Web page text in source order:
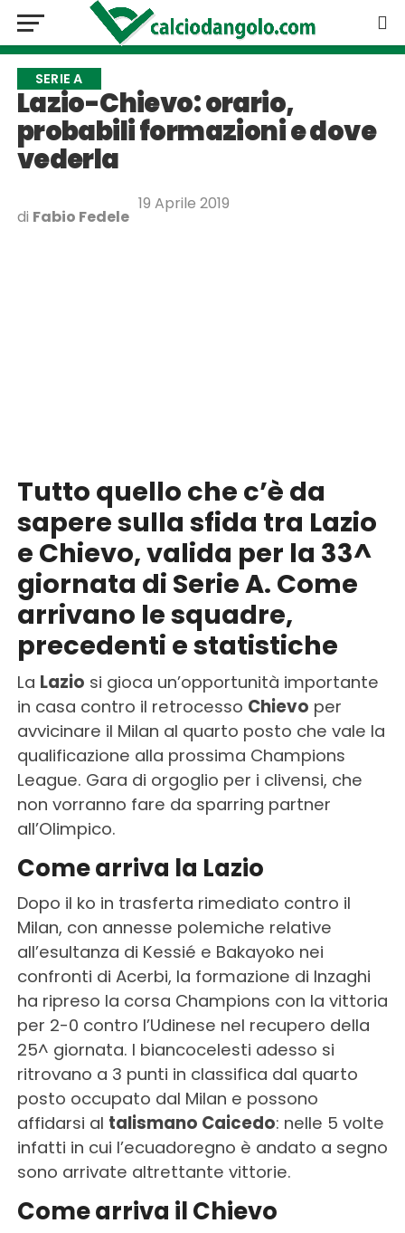
SERIE A
Lazio-Chievo: orario,
probabili formazioni e dove
vederla
di Fabio Fedele
19 Aprile 2019
Tutto quello che c’è da
sapere sulla sfida tra Lazio
e Chievo, valida per la 33^
giornata di Serie A. Come
arrivano le squadre,
precedenti e statistiche
La Lazio si gioca un’opportunità importante
in casa contro il retrocesso Chievo per
avvicinare il Milan al quarto posto che vale la
qualificazione alla prossima Champions
League. Gara di orgoglio per i clivensi, che
non vorranno fare da sparring partner
all’Olimpico.
Come arriva la Lazio
Dopo il ko in trasferta rimediato contro il
Milan, con annesse polemiche relative
all’esultanza di Kessié e Bakayoko nei
confronti di Acerbi, la formazione di Inzaghi
ha ripreso la corsa Champions con la vittoria
per 2-0 contro l’Udinese nel recupero della
25^ giornata. I biancocelesti adesso si
ritrovano a 3 punti in classifica dal quarto
posto occupato dal Milan e possono
affidarsi al talismano Caicedo: nelle 5 volte
infatti in cui l’ecuadoregno è andato a segno
sono arrivate altrettante vittorie.
Come arriva il Chievo